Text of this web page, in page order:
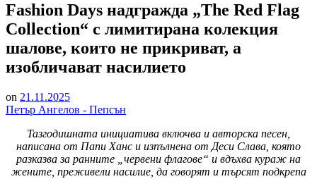
Fashion Days надгражда „The Red Flag
Collection“ с лимитирана колекция
шалове, които не прикриват, а
изобличават насилието
on 21.11.2025
Петър Ангелов - Пепсън
Тазгодишната инициатива включва и авторска песен,
написана от Папи Ханс и изпълнена от Деси Слава, която
разказва за ранните „червени флагове“ и вдъхва кураж на
жените, преживели насилие, да говорят и търсят подкрепа